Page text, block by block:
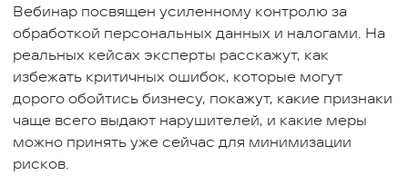
Вебинар посвящен усиленному контролю за
обработкой персональных данных и налогами. На
реальных кейсах эксперты расскажут, как
избежать критичных ошибок, которые могут
дорого обойтись бизнесу, покажут, какие признаки
чаще всего выдают нарушителей, и какие меры
можно принять уже сейчас для минимизации
рисков.